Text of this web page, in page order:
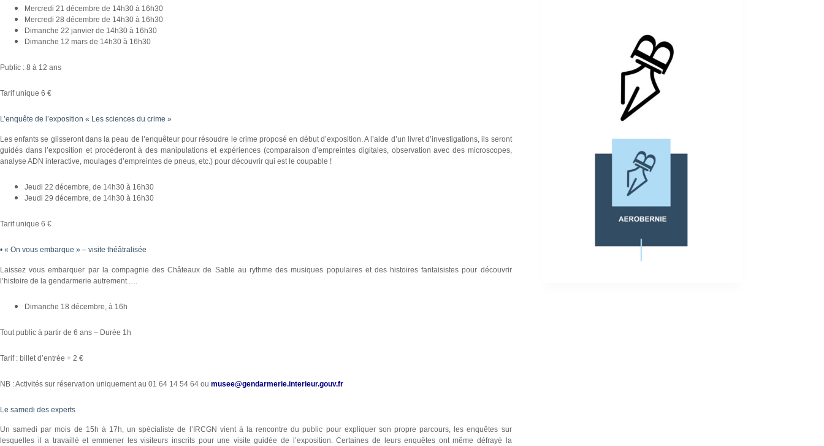
Mercredi 21 décembre de 14h30 à 16h30
Mercredi 28 décembre de 14h30 à 16h30
Dimanche 22 janvier de 14h30 à 16h30
Dimanche 12 mars de 14h30 à 16h30
Public : 8 à 12 ans
Tarif unique 6 €
L’enquête de l’exposition « Les sciences du crime »
Les enfants se glisseront dans la peau de l’enquêteur pour résoudre le crime proposé en début d’exposition. A l’aide d’un livret d’investigations, ils seront
guidés dans l’exposition et procéderont à des manipulations et expériences (comparaison d’empreintes digitales, observation avec des microscopes,
analyse ADN interactive, moulages d’empreintes de pneus, etc.) pour découvrir qui est le coupable !
Jeudi 22 décembre, de 14h30 à 16h30
Jeudi 29 décembre, de 14h30 à 16h30
Tarif unique 6 €
• « On vous embarque » – visite théâtralisée
Laissez vous embarquer par la compagnie des Châteaux de Sable au rythme des musiques populaires et des histoires fantaisistes pour découvrir
l’histoire de la gendarmerie autrement..…
Dimanche 18 décembre, à 16h
Tout public à partir de 6 ans – Durée 1h
Tarif : billet d’entrée + 2 €
NB : Activités sur réservation uniquement au 01 64 14 54 64 ou musee@gendarmerie.interieur.gouv.fr
Le samedi des experts
Un samedi par mois de 15h à 17h, un spécialiste de l’IRCGN vient à la rencontre du public pour expliquer son propre parcours, les enquêtes sur
lesquelles il a travaillé et emmener les visiteurs inscrits pour une visite guidée de l’exposition. Certaines de leurs enquêtes ont même défrayé la